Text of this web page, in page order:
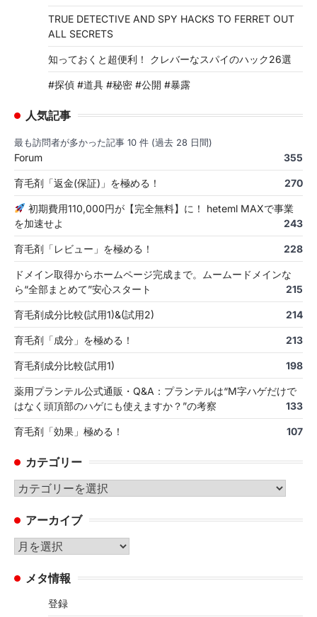
TRUE DETECTIVE AND SPY HACKS TO FERRET OUT
ALL SECRETS
知っておくと超便利！ クレバーなスパイのハック26選
#探偵 #道具 #秘密 #公開 #暴露
人気記事
最も訪問者が多かった記事 10 件 (過去 28 日間)
Forum 355
育毛剤「返金(保証)」を極める！ 270
初期費用110,000円が【完全無料】に！ heteml MAXで事業
を加速せよ
243
育毛剤「レビュー」を極める！ 228
ドメイン取得からホームページ完成まで。ムームードメインな
ら“全部まとめて”安心スタート
215
育毛剤成分比較(試用1)&(試用2) 214
育毛剤「成分」を極める！ 213
育毛剤成分比較(試用1) 198
薬用プランテル公式通販・Q&A：プランテルは“M字ハゲだけで
はなく頭頂部のハゲにも使えますか？”の考察
133
育毛剤「効果」極める！ 107
カテゴリー
カ
ゴ
リ
ー
アーカイブ
ア
カ メタ情報
登録